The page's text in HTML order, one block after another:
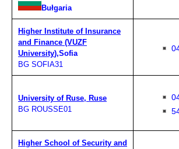
Bułgaria
Higher Institute of Insurance
and Finance (VUZF
University),Sofia
BG SOFIA31
University of Ruse, Ruse
BG ROUSSE01
Higher School of Security and